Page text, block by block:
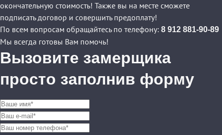
окончательную стоимость! Также вы на месте сможете
подписать договор и совершить предоплату!
По всем вопросам обращайтесь по телефону: 8 912 881-90-89
Мы всегда готовы Вам помочь!
Вызовите замерщика
просто заполнив форму